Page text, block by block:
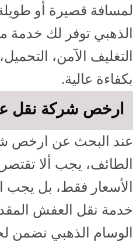
لمسافة قصيرة أو
الذهبي توفر لك خدمة
التغليف الآمن،
بكفاءة عالية.
ارخص شركة نقل
عند البحث عن ارخص
الطائف، يجب ألا
الأسعار فقط، بل يجب
خدمة نقل العفش
الوسام الذهبي نضمن